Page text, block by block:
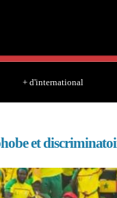
+ d'international
et